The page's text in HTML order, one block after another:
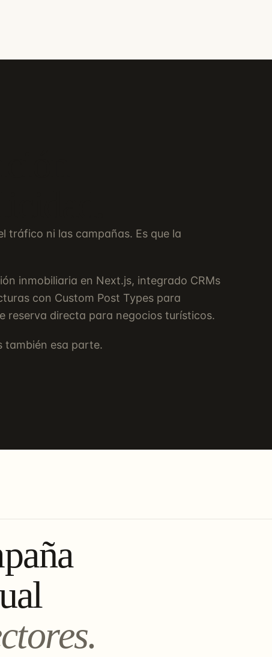
tráfico ni las campañas. Es que la
inmobiliaria en Next.js, integrado CRMs
con Custom Post Types para
reserva directa para negocios turísticos.
también esa parte.